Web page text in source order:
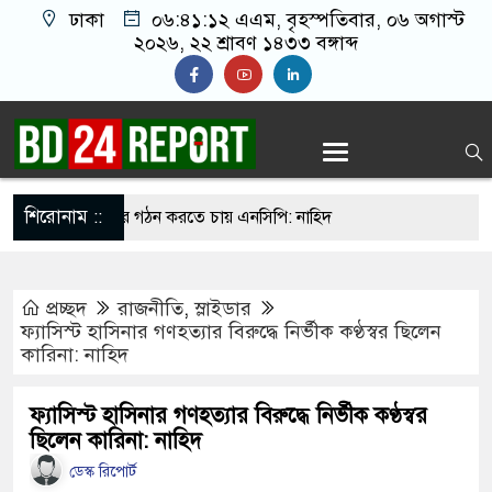
ঢাকা ০৬:৪১:১৩ এএম, বৃহস্পতিবার, ০৬ অগাস্ট
২০২৬, ২২ শ্রাবণ ১৪৩৩ বঙ্গাব্দ
শিরোনাম ::
মধ্যে সরকার গঠন করতে চায় এনসিপি: নাহিদ
ফোনে শিক্ষার্থীদের ওপর হামলার নির্দেশ
ফিফা সভাপতি পদেই থাকছেন ইনফান্তিনো
মাতরম’ গাইলে ‘আকাশ ভেঙে পড়বে না’: কলকাতা
প্রচ্ছদ রাজনীতি,স্লাইডার
ফ্যাসিস্ট হাসিনার গণহত্যার বিরুদ্ধে নির্ভীক কণ্ঠস্বর ছিলেন
কারিনা: নাহিদ
ফ্যাসিস্ট হাসিনার গণহত্যার বিরুদ্ধে নির্ভীক কণ্ঠস্বর
ছিলেন কারিনা: নাহিদ
ডেস্ক রিপোর্ট